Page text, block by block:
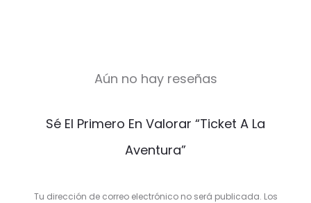
Aún no hay reseñas
Sé El Primero En Valorar “Ticket A La
Aventura”
Tu dirección de correo electrónico no será publicada. Los